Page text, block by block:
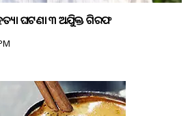
ଘଟଣା ୩ ଅଭିଯୁକ୍ତ ଗିରଫ